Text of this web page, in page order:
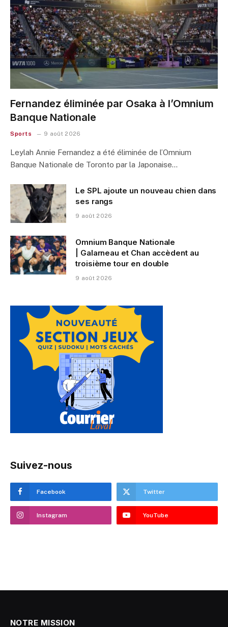
Fernandez éliminée par Osaka à l’Omnium
Banque Nationale
Sports 9 août 2026
Leylah Annie Fernandez a été éliminée de l’Omnium
Banque Nationale de Toronto par la Japonaise…
Le SPL ajoute un nouveau chien dans
ses rangs
9 août 2026
Omnium Banque Nationale
| Galarneau et Chan accèdent au
troisième tour en double
9 août 2026
Suivez-nous
Facebook Twitter
Instagram YouTube
NOTRE MISSION